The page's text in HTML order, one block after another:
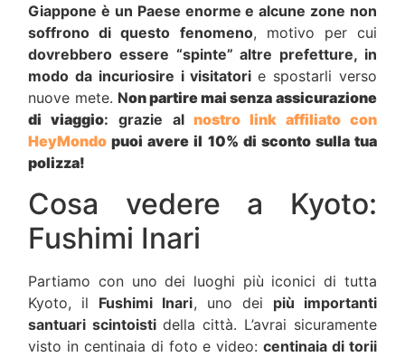
Giappone è un Paese enorme e alcune zone non
soffrono di questo fenomeno, motivo per cui
dovrebbero essere “spinte” altre prefetture, in
modo da incuriosire i visitatorie spostarli verso
nuove mete. Non partire mai senza assicurazione
di viaggio: grazie alnostro link affiliato con
HeyMondo puoi avere il 10% di sconto sulla tua
polizza!
Cosa vedere a Kyoto:
Fushimi Inari
Partiamo con uno dei luoghi più iconici di tutta
Kyoto, il Fushimi Inari, uno dei più importanti
santuari scintoistidella città. L’avrai sicuramente
visto in centinaia di foto e video: centinaia di torii